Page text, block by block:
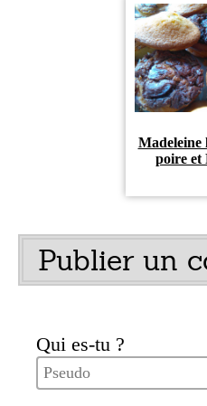
Madeleine
poire et
Publier un
Qui es-tu ?